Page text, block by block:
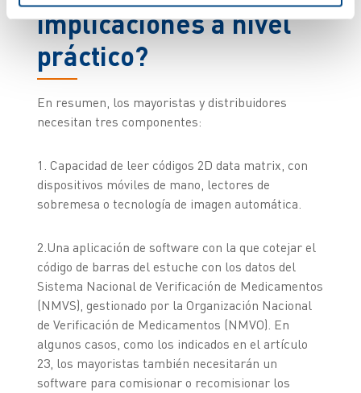
implicaciones a nivel
práctico?
En resumen, los mayoristas y distribuidores
necesitan tres componentes:
1. Capacidad de leer códigos 2D data matrix, con
dispositivos móviles de mano, lectores de
sobremesa o tecnología de imagen automática.
2.Una aplicación de software con la que cotejar el
código de barras del estuche con los datos del
Sistema Nacional de Verificación de Medicamentos
(NMVS), gestionado por la Organización Nacional
de Verificación de Medicamentos (NMVO). En
algunos casos, como los indicados en el artículo
23, los mayoristas también necesitarán un
software para comisionar o recomisionar los